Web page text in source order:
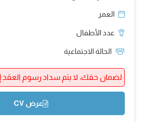
العمر
عدد الأطفال
الحالة الاجتماعية
لضمان حقك، لا يتم سداد رسوم العقد
عرض CV